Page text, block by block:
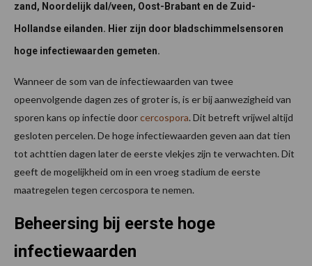
zand, Noordelijk dal/veen, Oost-Brabant en de Zuid-
Hollandse eilanden. Hier zijn door bladschimmelsensoren
hoge infectiewaarden gemeten.
Wanneer de som van de infectiewaarden van twee
opeenvolgende dagen zes of groter is, is er bij aanwezigheid van
sporen kans op infectie doorcercospora. Dit betreft vrijwel altijd
gesloten percelen. De hoge infectiewaarden geven aan dat tien
tot achttien dagen later de eerste vlekjes zijn te verwachten. Dit
geeft de mogelijkheid om in een vroeg stadium de eerste
maatregelen tegen cercospora te nemen.
Beheersing bij eerste hoge
infectiewaarden